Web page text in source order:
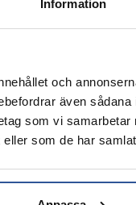
Information
och
även
som vi
som de har
Facebook